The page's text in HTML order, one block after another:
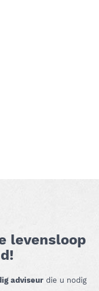
levensloop
adviseur die u nodig